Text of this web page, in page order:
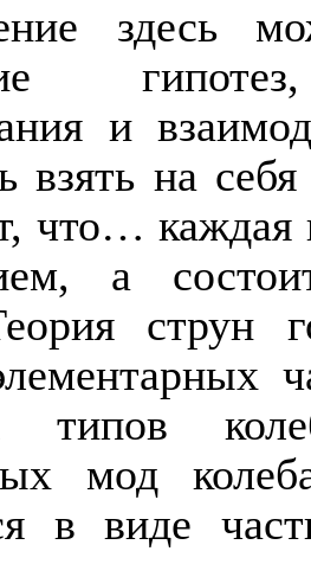
здесь
и
взять на
что… каждая
а
струн
типов
мод
в виде